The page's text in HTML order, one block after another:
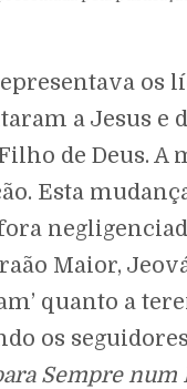
os
a Jesus e
de Deus.
Esta
Maior,
quanto a
os
Sempre num